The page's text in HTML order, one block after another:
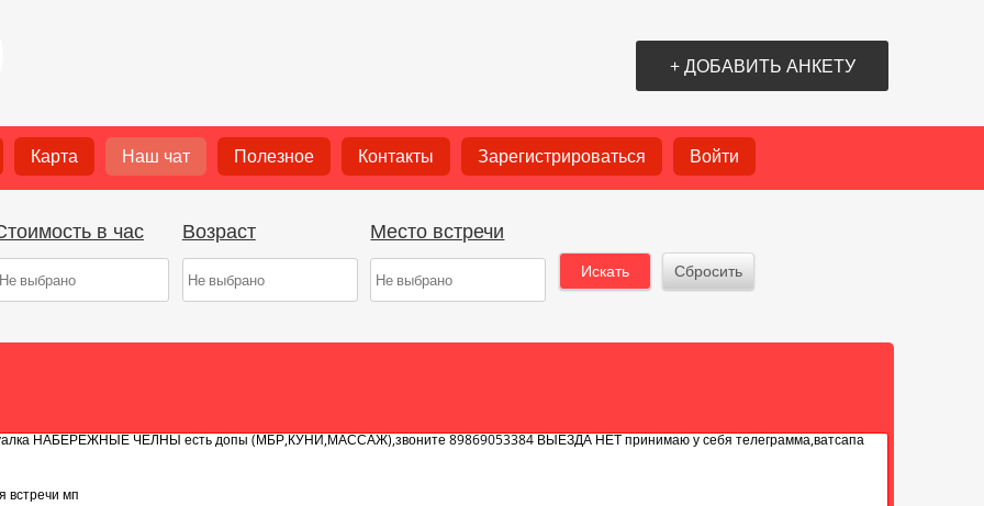
+ ДОБАВИТЬ АНКЕТУ
Карта Наш чат Полезное Контакты Зарегистрироваться Войти
в час Возраст Место встречи
ИЛИ ПИШИТЕ ВАТСАП МАХ.8 987 186 01 50
НАБЕРЕЖНЫЕ ЧЕЛНЫ есть допы (МБР,КУНИ,МАССАЖ),звоните 89869053384 ВЫЕЗДА НЕТ принимаю у себя телеграмма,ватсапа
указала там ваще толстуха дряблая
8 965 596 15 06
Стройная, красивая блондинка. Принимаю одна, есть дополнительные услуги. Звоните 8 960 037 17 75
НАБЕРЕЖНЫЕ ЧЕЛНЫ есть допы (МБР,КУНИ,МАССАЖ),звоните 89869053384 ВЫЕЗДА НЕТ принимаю у себя телеграмма,ватсапа
встречи мп